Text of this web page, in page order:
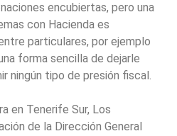
encubiertas, pero una
con Hacienda es
particulares, por ejemplo
forma sencilla de dejarle
ningún tipo de presión fiscal.
en Tenerife Sur, Los
de la Dirección General